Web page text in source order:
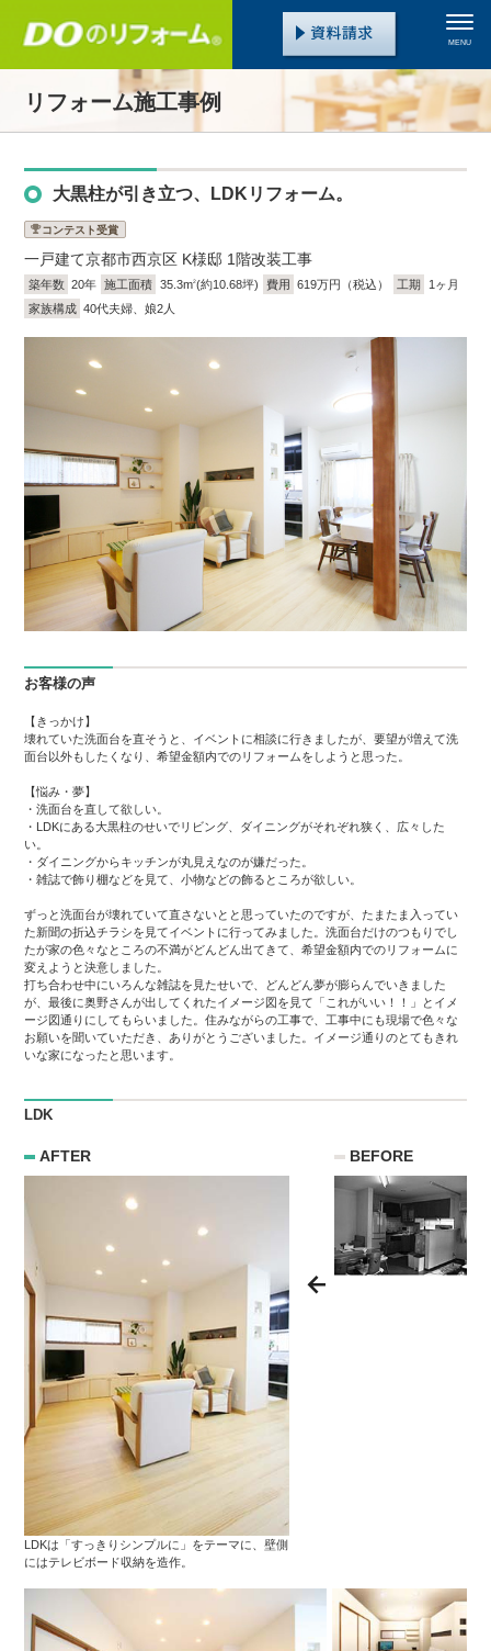
MENU
リフォーム施工事例
大黒柱が引き立つ、LDKリフォーム。
コンテスト受賞
一戸建て京都市西京区 K様邸 1階改装工事
築年数 20年 施工面積 35.3m2(約10.68坪) 費用 619万円（税込） 工期
1ヶ月
家族構成 40代夫婦、娘2人
お客様の声
【きっかけ】
壊れていた洗面台を直そうと、イベントに相談に行きましたが、要望が増えて洗
面台以外もしたくなり、希望金額内でのリフォームをしようと思った。
【悩み・夢】
・洗面台を直して欲しい。
・LDKにある大黒柱のせいでリビング、ダイニングがそれぞれ狭く、広々した
い。
・ダイニングからキッチンが丸見えなのが嫌だった。
・雑誌で飾り棚などを見て、小物などの飾るところが欲しい。
ずっと洗面台が壊れていて直さないとと思っていたのですが、たまたま入ってい
た新聞の折込チラシを見てイベントに行ってみました。洗面台だけのつもりでし
たが家の色々なところの不満がどんどん出てきて、希望金額内でのリフォームに
変えようと決意しました。
打ち合わせ中にいろんな雑誌を見たせいで、どんどん夢が膨らんでいきました
が、最後に奥野さんが出してくれたイメージ図を見て「これがいい！！」とイメ
ージ図通りにしてもらいました。住みながらの工事で、工事中にも現場で色々な
お願いを聞いていただき、ありがとうございました。イメージ通りのとてもきれ
いな家になったと思います。
LDK
BEFORE
AFTER
LDKは「すっきりシンプルに」をテーマに、壁側
にはテレビボード収納を造作。